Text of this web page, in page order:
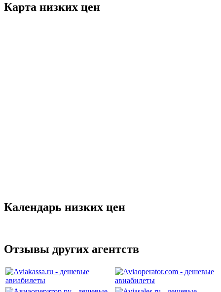
Карта низких цен
Календарь низких цен
Отзывы других агентств